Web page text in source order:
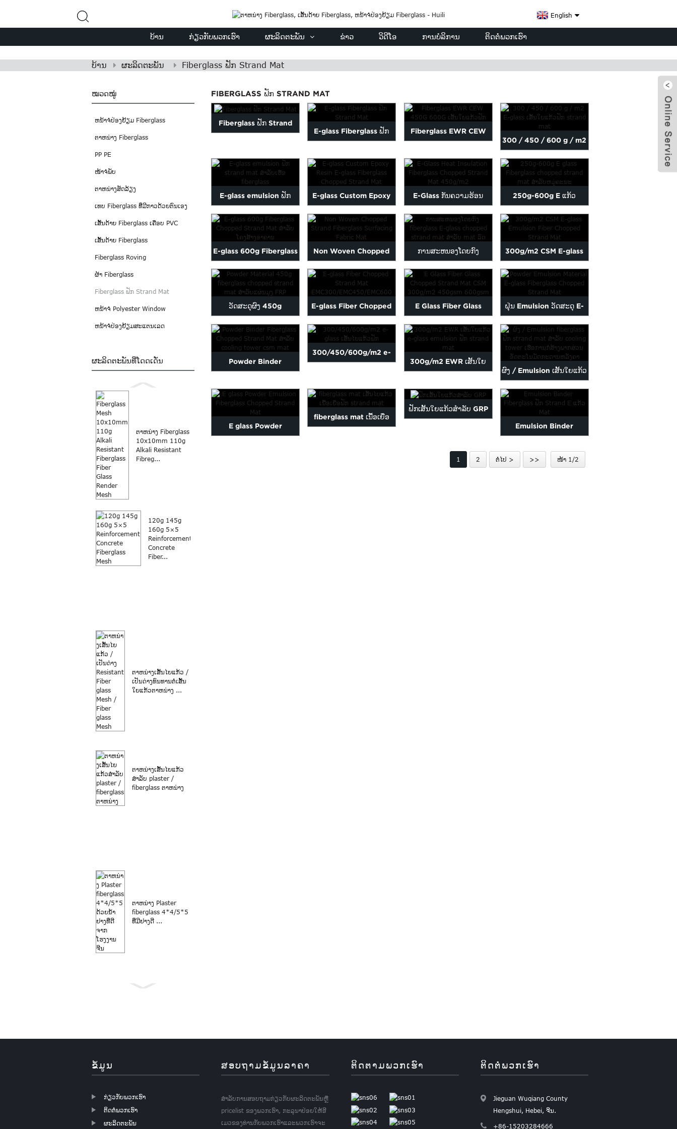
English
ບ້ານ ກ່ຽວກັບພວກເຮົາ ຜະລິດຕະພັນ ຂ່າວ ວິດີໂອ ການບໍລິການ ຕິດຕໍ່ພວກເຮົາ
ບ້ານ ຜະລິດຕະພັນ Fiberglass ຟັກ Strand Mat
ໝວດໝູ່
ຫນ້າຈໍປ່ອງຢ້ຽມ Fiberglass
ຕາຫນ່າງ Fiberglass
PP PE
ໜ້າຈໍພັບ
ຕາຫນ່າງສັດລ້ຽງ
ເທບ Fiberglass ທີ່ມີກາວດ້ວຍຕົນເອງ
ເສັ້ນດ້າຍ Fiberglass ເຄືອບ PVC
ເສັ້ນດ້າຍ Fiberglass
Fiberglass Roving
ຜ້າ Fiberglass
Fiberglass ຟັກ Strand Mat
ຫນ້າຈໍ Polyester Window
ຫນ້າຈໍປ່ອງຢ້ຽມສະແຕນເລດ
ຜະລິດຕະພັນທີ່ໂດດເດັ່ນ
ຕາຫນ່າງ Fiberglass
10x10mm 110g
Alkali Resistant
Fibreg...
120g 145g
160g 5×5
Reinforcement
Concrete
Fiber...
ຕາຫນ່າງເສັ້ນໄຍແກ້ວ /
ເປັນດ່າງທົນທານຕໍ່ເສັ້ນ
ໃຍແກ້ວຕາຫນ່າງ ...
ຕາຫນ່າງເສັ້ນໄຍແກ້ວ
ສໍາລັບ plaster /
fiberglass ຕາຫນ່າງ
ຕາຫນ່າງ Plaster
fiberglass 4*4/5*5
ທີ່ມີຢາງດີ ...
FIBERGLASS ຟັກ STRAND MAT
Fiberglass ຟັກ Strand
E-glass Fiberglass ຟັກ Fiberglass EWR CEW
300 / 450 / 600 g / m2
E-glass ເສັ້ນໄຍແກ້ວຟັກ ...
E-glass emulsion ຟັກ
strand mat ສໍາລັບ fibergl
E-glass Custom Epoxy
Resin E-glass Fiberglass
C...
E-Glass ກັນຄວາມຮ້ອນ
Fiberglass Chopped
Stra...
250g-600g E ແກ້ວ
Fiberglass ຟັກ strand
mat ...
E-glass 600g Fiberglass
Chopped Strand Mat ສໍາ
ລັບ ...
Non Woven Chopped
Strand Fiberglass
Surfacing F...
ການສະຫນອງໂດຍກົງ
fiberglass E-glass
chopped strand ...
300g/m2 CSM E-glass
Emulsion Fiber Chopped
Stra...
ວັດສະດຸຜົງ 450g
fiberglass chopped
strand ...
E-glass Fiber Chopped
Strand Mat
EMC300/EMC450/...
E Glass Fiber Glass
Chopped Strand Mat
CSM 300g...
ຝຸ່ນ Emulsion ວັດສະດຸ E-
glass Fiberglass Cho...
Powder Binder
Strand Mat ສໍາລັບ ...
300/450/600g/m2 e-
300g/m2 EWR ເສັ້ນໃຍ
chopp ...
ຜົງ / Emulsion ເສັ້ນໃຍແກ້ວ
ຟັກ mat ...
E glass Powder
fiberglass mat ເນື້ອເຍື່ອ
ຟັກເສັ້ນໃຍແກ້ວສໍາລັບ GRP
Emulsion Binder
Gla ...
1 2 ຕໍ່ໄປ > >> ໜ້າ 1/2
ຂໍ້ມູນ
ກ່ຽວກັບພວກເຮົາ
ຕິດຕໍ່ພວກເຮົາ
ຜະລິດຕະພັນ
ສອບຖາມຂໍ້ມູນລາຄາ
ສໍາ​ລັບ​ການ​ສອບ​ຖາມ​ກ່ຽວ​ກັບ​ຜະ​ລິດ​ຕະ​ພັນ​ຫຼື
pricelist ຂອງ​ພວກ​ເຮົາ​, ກະ​ລຸ​ນາ​ປ່ອຍ​ໃຫ້​ອີ​
ເມວ​ຂອງ​ທ່ານ​ກັບ​ພວກ​ເຮົາ​ແລະ​ພວກ​ເຮົາ​ຈະ​
ຕິດຕາມພວກເຮົາ ຕິດຕໍ່ພວກເຮົາ
Jieguan Wuqiang County
Hengshui, Hebei, ຈີນ.
+86-15203284666